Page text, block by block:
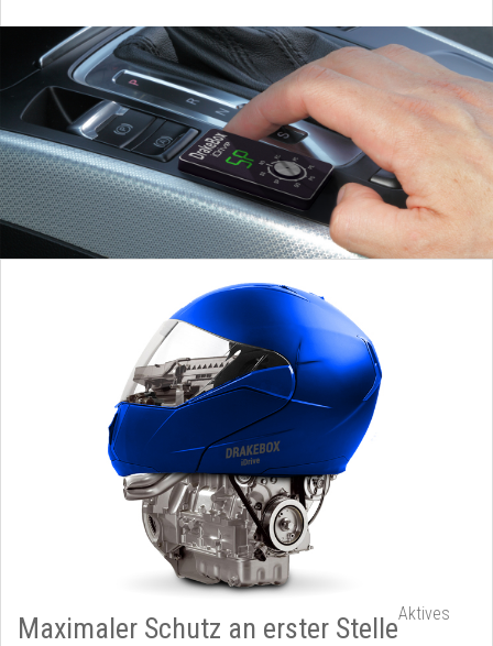
Maximaler Schutz an erster StelleAktives